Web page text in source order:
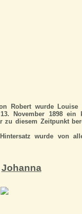
Robert wurde Louise
November 1898 ein
zu diesem Zeitpunkt
wurde von
Johanna